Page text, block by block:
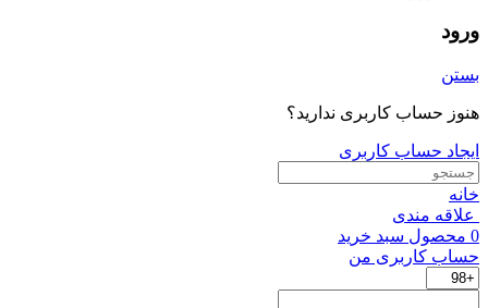
ورود
بستن
هنوز حساب کاربری ندارید؟
ایجاد حساب کاربری
خانه
علاقه مندی
0 محصول سبد خرید
حساب کاربری من